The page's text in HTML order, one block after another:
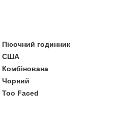
Пісочний годинник
США
Комбінована
Чорний
Too Faced